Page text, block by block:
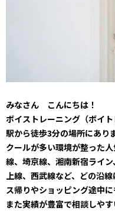
みなさん こんにちは！
ボイストレーニング（ボイ
駅から徒歩3分の場所にあり
クールが多い環境が整った
線、埼京線、湘南新宿ライ
上線、西武線など、どの沿
ス帰りやショッピング途中に
また実績が豊富で相談しや